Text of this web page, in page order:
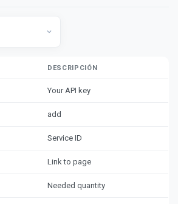
DESCRIPCIÓN
Your API key
add
Service ID
Link to page
Needed quantity